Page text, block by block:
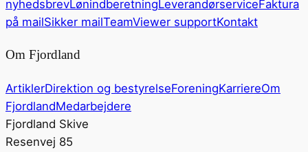
nyhedsbrevLønindberetningLeverandørserviceFaktura
på mailSikker mailTeamViewer supportKontakt
Om Fjordland
ArtiklerDirektion og bestyrelseForeningKarriereOm
FjordlandMedarbejdere
Fjordland Skive
Resenvej 85